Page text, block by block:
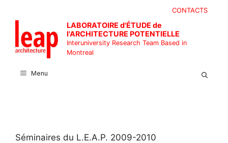
content
CONTACTS
LABORATOIRE d'ÉTUDE de
l'ARCHITECTURE POTENTIELLE
Interuniversity Research Team Based in
Montreal
Menu
Séminaires du L.E.A.P. 2009-2010